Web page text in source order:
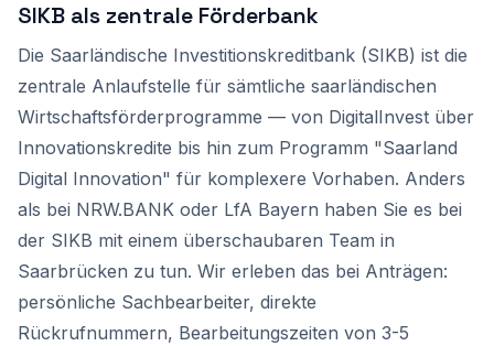
SIKB als zentrale Förderbank
Die Saarländische Investitionskreditbank (SIKB) ist die
zentrale Anlaufstelle für sämtliche saarländischen
Wirtschaftsförderprogramme — von DigitalInvest über
Innovationskredite bis hin zum Programm "Saarland
Digital Innovation" für komplexere Vorhaben. Anders
als bei NRW.BANK oder LfA Bayern haben Sie es bei
der SIKB mit einem überschaubaren Team in
Saarbrücken zu tun. Wir erleben das bei Anträgen:
persönliche Sachbearbeiter, direkte
Rückrufnummern, Bearbeitungszeiten von 3-5